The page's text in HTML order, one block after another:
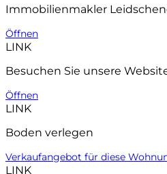
Immobilienmakler
Öffnen
LINK
Besuchen Sie unsere
Öffnen
LINK
Boden verlegen
Verkaufangebot für diese
LINK